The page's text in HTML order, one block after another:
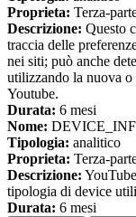
Proprieta: Terza-
Descrizione: Questo
traccia delle
nei siti; può anche
utilizzando la nuova
Youtube.
Durata: 6 mesi
Nome:
Tipologia: analitico
Proprieta: Terza-
Descrizione:
tipologia di device
Durata: 6 mesi